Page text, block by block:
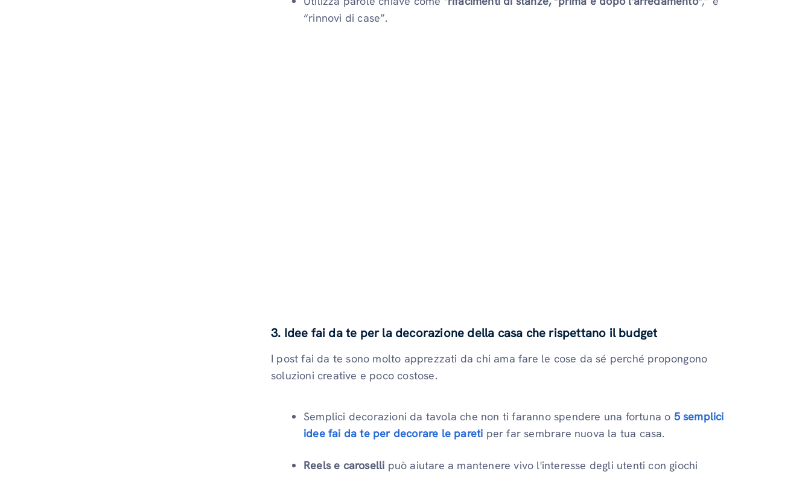
“rinnovi di case”.
3. Idee fai da te per la decorazione della casa che rispettano il budget
I post fai da te sono molto apprezzati da chi ama fare le cose da sé perché propongono
soluzioni creative e poco costose.
Semplici decorazioni da tavola che non ti faranno spendere una fortuna o 5 semplici
idee fai da te per decorare le pareti per far sembrare nuova la tua casa.
Reels e caroselli può aiutare a mantenere vivo l'interesse degli utenti con giochi